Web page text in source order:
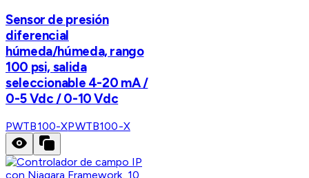
Sensor de presión
diferencial
húmeda/húmeda, rango
100 psi, salida
seleccionable 4-20 mA /
0-5 Vdc / 0-10 Vdc
PWTB100-XPWTB100-X